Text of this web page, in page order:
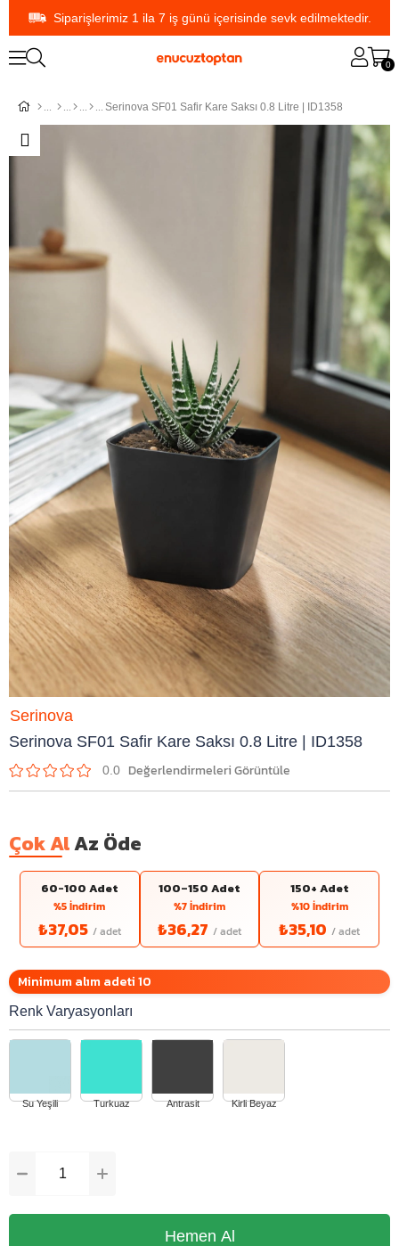
Siparişlerimiz 1 ila 7 iş günü içerisinde sevk edilmektedir.
0
Serinova SF01 Safir Kare Saksı 0.8 Litre | ID1358
Serinova SF01 Safir Kare Saksı 0.8 Litre | ID1358
0.0
Serinova
Çok AlAz Öde
60-100 Adet
%5 İndirim
₺37,05
100–150 Adet
%7 İndirim
₺36,27
150+ Adet
%10 İndirim
₺35,10
Minimum alım adeti 10
Renk Varyasyonları